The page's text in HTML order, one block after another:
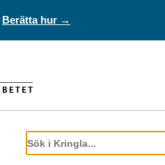
Berätta hur →